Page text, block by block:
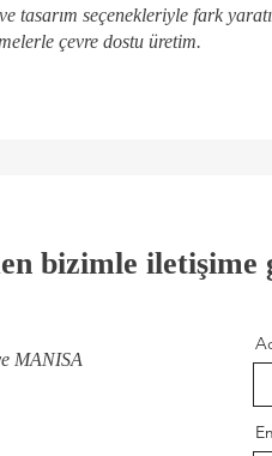
tasarım seçenekleriyle fark
çevre dostu üretim.
bizimle iletişime
MANISA